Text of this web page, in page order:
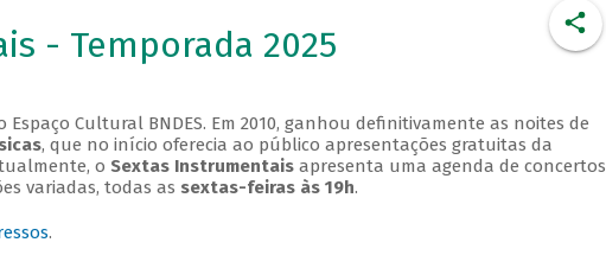
- Temporada 2025
Cultural BNDES. Em 2010, ganhou definitivamente as noites de
, que no início oferecia ao público apresentações gratuitas da
o Sextas Instrumentaisapresenta uma agenda de concertos
variadas, todas as sextas-feiras às 19h.
.